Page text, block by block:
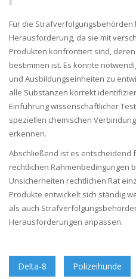
Für die
Herausforderung, da sie mit
Produkten konfrontiert sind,
bestimmen ist. Es könnte
und Ausbildungseinheiten zu
alle Substanzen korrekt
Einführung wissenschaftlicher
speziellen chemischen
erkennen.
Abschließend ist es entscheidend
rechtlichen Rahmenbedingungen
Unsicherheiten rechtlichen Rat
Produkte entwickelt sich ständig
als auch
Herausforderungen anpassen.
Delta-8 Polizeihunde